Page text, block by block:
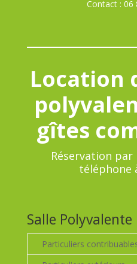
Contact : 06
Location
gîtes
Réservation
téléphone
Salle Polyvalente
Particuliers